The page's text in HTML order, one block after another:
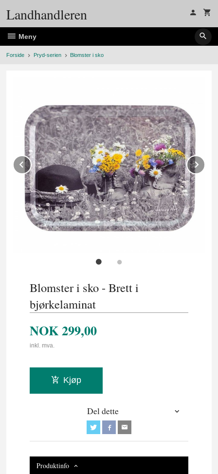
Landhandleren
Meny
Forside Pryd-serien Blomster i sko
Prev
Blomster i sko - Brett i
bjørkelaminat
NOK299,00
inkl. mva.
Kjøp
Del dette
Produktinfo